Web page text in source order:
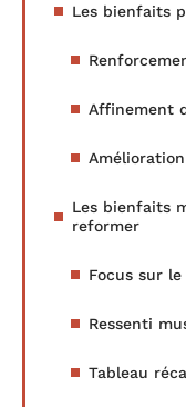
Les bienfaits
Affinement
Les bienfaits
reformer
Focus sur
Ressenti
Tableau